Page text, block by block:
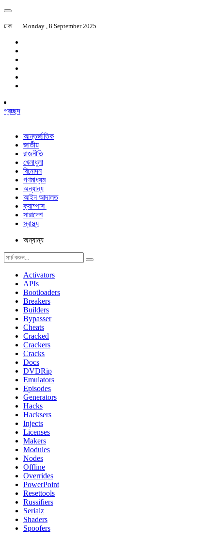
ঢাকা Monday , 8 September 2025
প্রচ্ছদ
আন্তর্জাতিক
জাতীয়
রাজনীতি
খেলাধুলা
বিনোদন
গণমাধ্যম
অন্যান্য
আইন আদালত
ক্যাম্পাস
সারাদেশ
স্বাস্থ্য
অন্যান্য
Activators
APIs
Bootloaders
Breakers
Builders
Bypasser
Cheats
Cracked
Crackers
Cracks
Docs
DVDRip
Emulators
Episodes
Generators
Hacks
Hacksers
Injects
Licenses
Makers
Modules
Nodes
Offline
Overrides
PowerPoint
Resettools
Russifiers
Serialz
Shaders
Spoofers